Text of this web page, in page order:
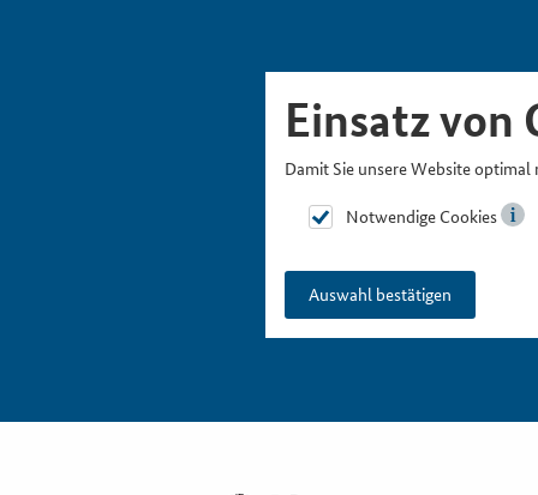
Einsatz von
Damit Sie unsere Website
Notwendige Cookies
Auswahl bestätigen